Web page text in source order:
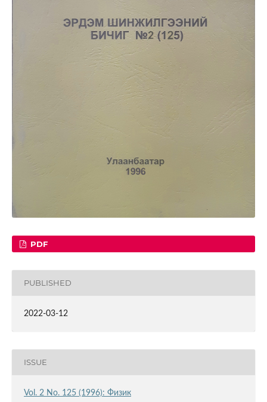
PDF
PUBLISHED
2022-03-12
ISSUE
Vol. 2 No. 125 (1996): Физик